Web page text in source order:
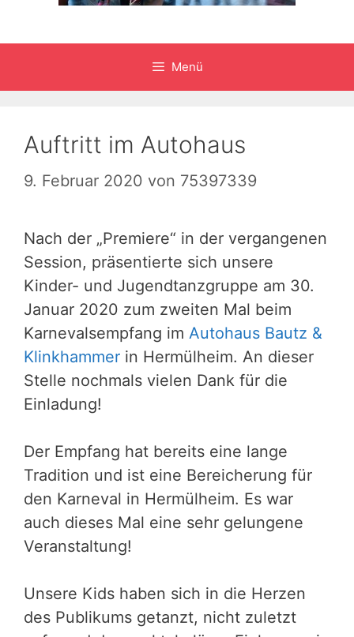
Menü
Auftritt im Autohaus
9. Februar 2020 von 75397339
Nach der „Premiere“ in der vergangenen
Session, präsentierte sich unsere
Kinder- und Jugendtanzgruppe am 30.
Januar 2020 zum zweiten Mal beim
Karnevalsempfang im Autohaus Bautz &
Klinkhammer in Hermülheim. An dieser
Stelle nochmals vielen Dank für die
Einladung!
Der Empfang hat bereits eine lange
Tradition und ist eine Bereicherung für
den Karneval in Hermülheim. Es war
auch dieses Mal eine sehr gelungene
Veranstaltung!
Unsere Kids haben sich in die Herzen
des Publikums getanzt, nicht zuletzt